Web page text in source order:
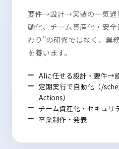
要件→設計→実装の一気通
動化、チーム資産化・安
わり"の研修ではなく、業
を養います。
AIに任せる設計・要件→
定期実行で自動化（/
Actions）
チーム資産化・セキュリ
卒業制作・発表